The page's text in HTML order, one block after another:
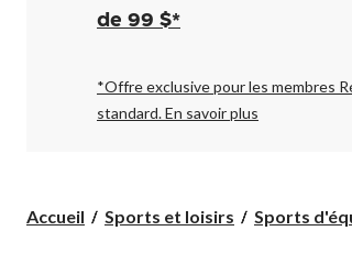
à
pour
changer
de 99 $*
*Offre exclusive pour les membres
standard.En savoir plus
Accueil Sports et loisirs Sports